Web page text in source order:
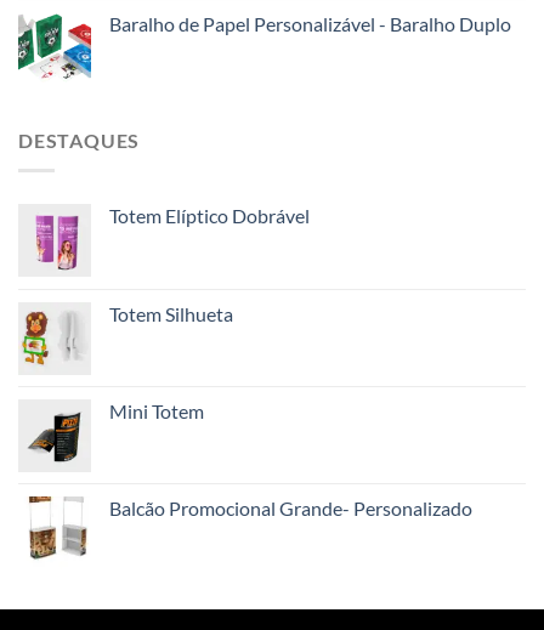
Baralho de Papel Personalizável - Baralho Duplo
DESTAQUES
Totem Elíptico Dobrável
Totem Silhueta
Mini Totem
Balcão Promocional Grande- Personalizado